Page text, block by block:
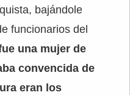
bajándole
funcionarios del
una mujer de
convencida de
eran los